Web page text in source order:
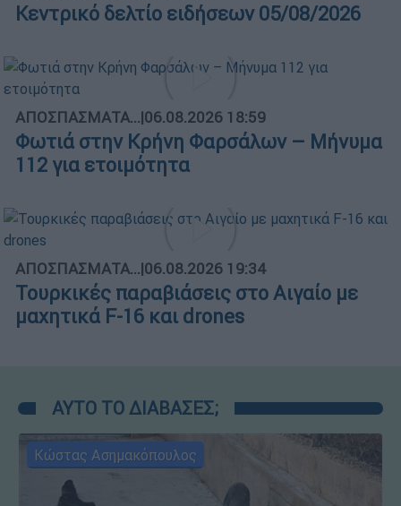
Κεντρικό δελτίο ειδήσεων 05/08/2026
ΑΠΟΣΠΑΣΜΑΤΑ...|06.08.2026 18:59
Φωτιά στην Κρήνη Φαρσάλων – Μήνυμα
112 για ετοιμότητα
ΑΠΟΣΠΑΣΜΑΤΑ...|06.08.2026 19:34
Τουρκικές παραβιάσεις στο Αιγαίο με
μαχητικά F-16 και drones
ΑΥΤΟ ΤΟ ΔΙΑΒΑΣΕΣ;
Κώστας Ασημακόπουλος